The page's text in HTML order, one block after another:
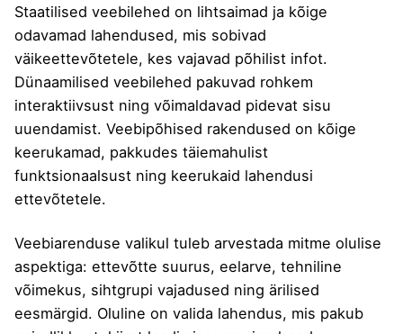
Staatilised veebilehed on lihtsaimad ja kõige
odavamad lahendused, mis sobivad
väikeettevõtetele, kes vajavad põhilist infot.
Dünaamilised veebilehed pakuvad rohkem
interaktiivsust ning võimaldavad pidevat sisu
uuendamist. Veebipõhised rakendused on kõige
keerukamad, pakkudes täiemahulist
funktsionaalsust ning keerukaid lahendusi
ettevõtetele.
Veebiarenduse valikul tuleb arvestada mitme olulise
aspektiga: ettevõtte suurus, eelarve, tehniline
võimekus, sihtgrupi vajadused ning ärilised
eesmärgid. Oluline on valida lahendus, mis pakub